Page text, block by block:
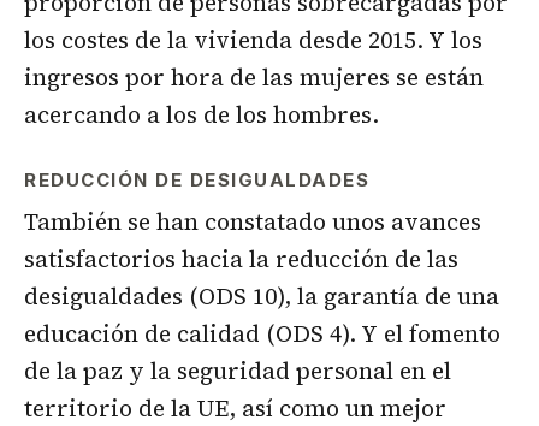
los costes de la vivienda desde 2015. Y los
ingresos por hora de las mujeres se están
acercando a los de los hombres.
REDUCCIÓN DE DESIGUALDADES
También se han constatado unos avances
satisfactorios hacia la reducción de las
desigualdades (ODS 10), la garantía de una
educación de calidad (ODS 4). Y el fomento
de la paz y la seguridad personal en el
territorio de la UE, así como un mejor